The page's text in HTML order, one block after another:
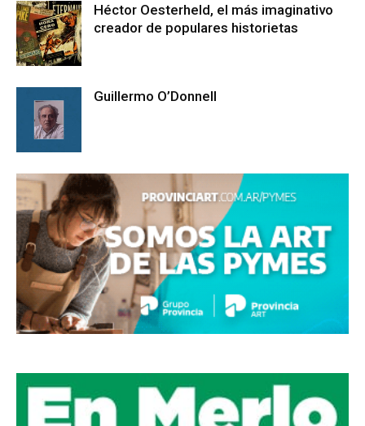
Héctor Oesterheld, el más imaginativo
creador de populares historietas
Guillermo O’Donnell